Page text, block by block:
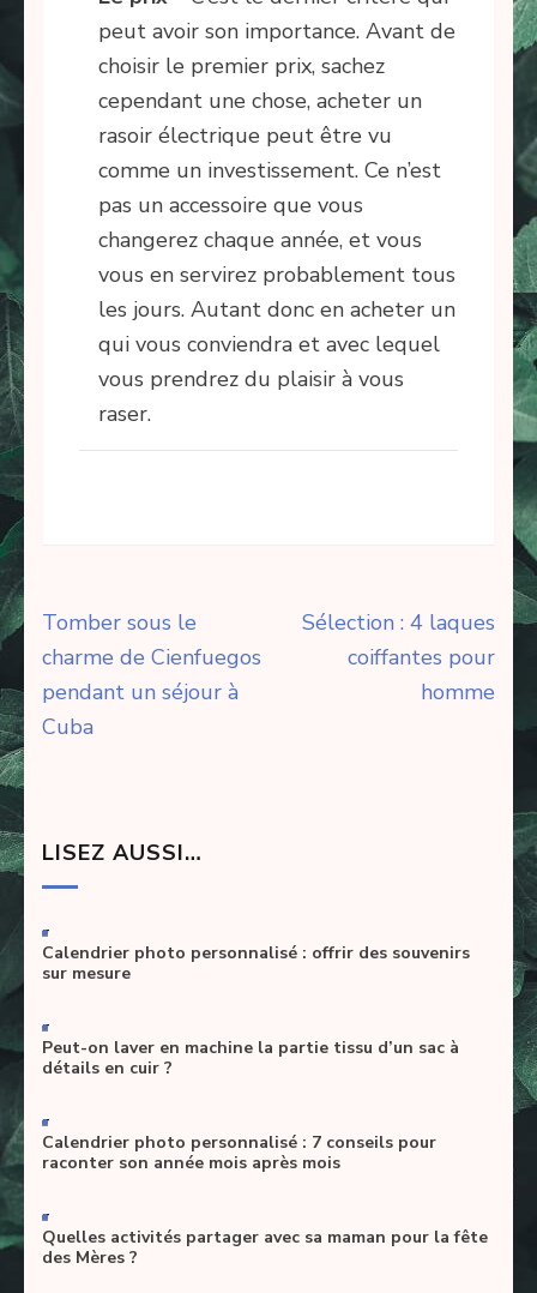
peut avoir son importance. Avant de
choisir le premier prix, sachez
cependant une chose, acheter un
rasoir électrique peut être vu
comme un investissement. Ce n’est
pas un accessoire que vous
changerez chaque année, et vous
vous en servirez probablement tous
les jours. Autant donc en acheter un
qui vous conviendra et avec lequel
vous prendrez du plaisir à vous
raser.
Navigation
de
l’article
Tomber sous le
charme de Cienfuegos
pendant un séjour à
Cuba
Sélection : 4 laques
coiffantes pour
homme
LISEZ AUSSI…
-
Calendrier photo personnalisé : offrir des souvenirs
sur mesure
-
Peut-on laver en machine la partie tissu d’un sac à
détails en cuir ?
-
Calendrier photo personnalisé : 7 conseils pour
raconter son année mois après mois
-
Quelles activités partager avec sa maman pour la fête
des Mères ?